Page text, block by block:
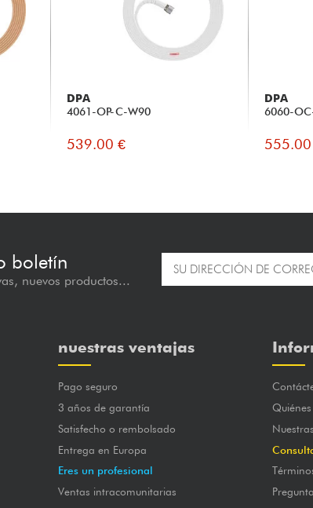
DPA
4061-OP-C-W90
539.00 €
DPA
6060-
boletín
nuevos productos...
nuestras ventajas
Pago seguro
3 años de garantía
Satisfecho o rembolsado
Entrega en Europa
Eres un profesional
Ventas intracomunitarias